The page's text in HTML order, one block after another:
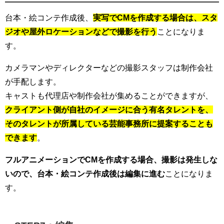
台本・絵コンテ作成後、 実写でCMを作成する場合は、スタ
ジオや屋外ロケーションなどで撮影を行う ことになりま
す。
カメラマンやディレクターなどの撮影スタッフは制作会社
が手配します。
キャストも代理店や制作会社が集めることができますが、
クライアント側が自社のイメージに合う有名タレントを、
そのタレントが所属している芸能事務所に提案することも
できます
フルアニメーションでCMを作成する場合、撮影は発生しな
いので、台本・絵コンテ作成後は編集に進む ことになりま
す。